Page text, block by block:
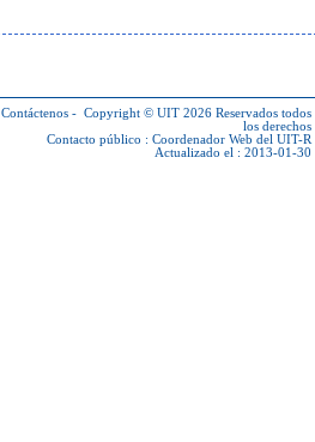
Contáctenos - Copyright © UIT 2026 Reservados todos
los derechos
Contacto público : Coordenador Web del UIT-R
Actualizado el : 2013-01-30